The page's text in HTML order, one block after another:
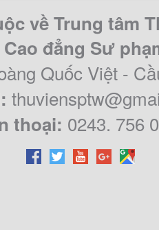
PHẠM TRUNG
– 2024
về Trung tâm
đẳng Sư
Quốc Việt -
thoại: 0243. 756